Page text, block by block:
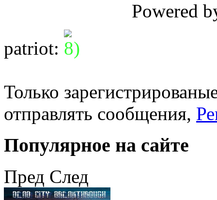
Powered
patriot:
Только
отправлять сообщения,
Популярное на сайте
Пред След